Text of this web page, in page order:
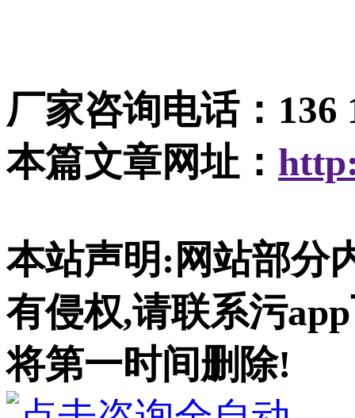
厂家咨询电话：
本篇文章网址：
本站声明:网站部分
有侵权,请联系污
将第一时间删除!